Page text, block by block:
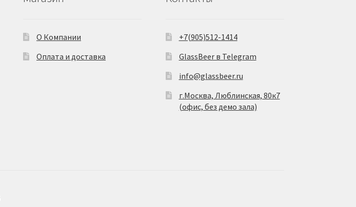
О Компании
Оплата и доставка
+7(905)512-1414
GlassBeer в Telegram
info@glassbeer.ru
г.Москва, Люблинская, 80к7
(офис, без демо зала)